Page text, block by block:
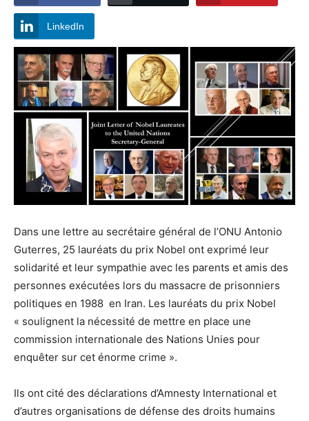
LinkedIn
Dans une lettre au secrétaire général de l’ONU Antonio
Guterres, 25 lauréats du prix Nobel ont exprimé leur
solidarité et leur sympathie avec les parents et amis des
personnes exécutées lors du massacre de prisonniers
politiques en 1988 en Iran. Les lauréats du prix Nobel
« soulignent la nécessité de mettre en place une
commission internationale des Nations Unies pour
enquêter sur cet énorme crime ».
Ils ont cité des déclarations d’Amnesty International et
d’autres organisations de défense des droits humains